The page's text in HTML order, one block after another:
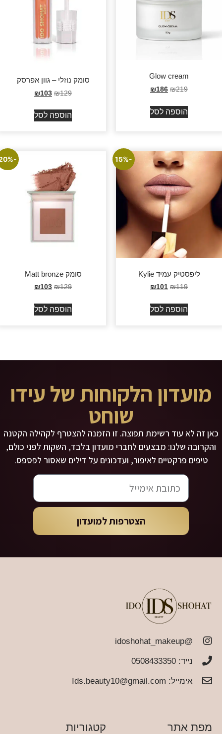
Glow cream
₪219
₪186
הוספה לסל
סומק נוזלי – גוון אפרסק
₪129
₪103
הוספה לסל
-15%
ליפסטיק עמיד Kylie
₪119
₪101
הוספה לסל
-20%
סומק Matt bronze
₪129
₪103
הוספה לסל
מועדון הלקוחות של עידו
שוחט
כאן זה לא עוד רשימת תפוצה. זו הזמנה להצטרף לקהילה הקטנה
והקרובה שלנו: מבצעים לחברי מועדון בלבד, השקות לפני כולם,
טיפים פרקטיים לאיפור, ועדכונים על דילים שאסור לפספס.
הצטרפות למועדון
@idoshohat_makeup
נייד: 0508433350
אימייל: Ids.beauty10@gmail.com
מפת אתר קטגוריות